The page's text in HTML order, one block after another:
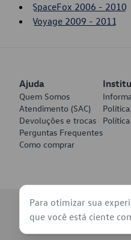
SpaceFox 2006 - 2010
Voyage 2009 - 2011
Ajuda
Quem Somos
Atendimento (SAC)
Devoluções e trocas
Perguntas Frequentes
Como comprar
© 2026 - Volkswagen do
Para otimizar sua
que você está ciente